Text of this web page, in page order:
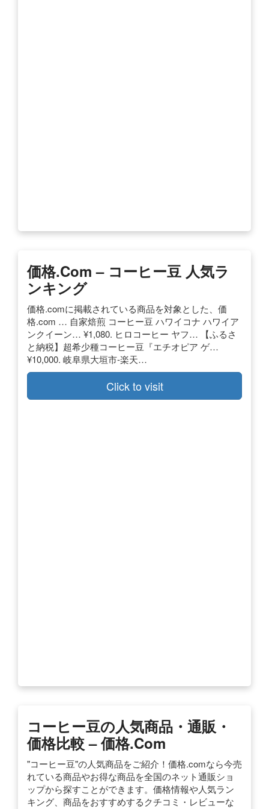
価格.com – コーヒー豆 人気ラ
ンキング
価格.comに掲載されている商品を対象とした、価
格.com … 自家焙煎 コーヒー豆 ハワイコナ ハワイア
ンクイーン… ¥1,080. ヒロコーヒー ヤフ… 【ふるさ
と納税】超希少種コーヒー豆『エチオピア ゲ…
¥10,000. 岐阜県大垣市-楽天…
Click to visit
コーヒー豆の人気商品・通販・
価格比較 – 価格.com
"コーヒー豆"の人気商品をご紹介！価格.comなら今売
れている商品やお得な商品を全国のネット通販ショ
ップから探すことができます。価格情報や人気ラン
キング、商品をおすすめするクチコミ・レビューな